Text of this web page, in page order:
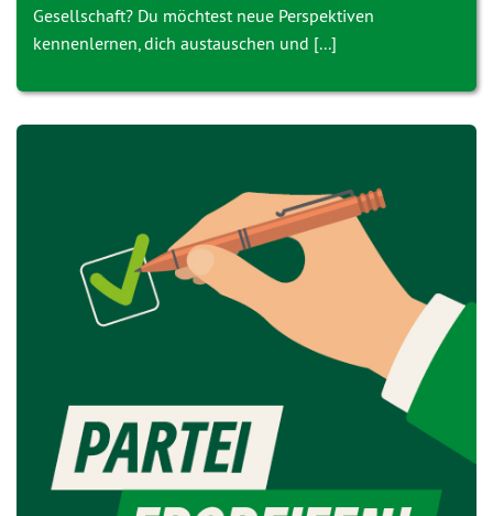
Gesellschaft? Du möchtest neue Perspektiven
kennenlernen, dich austauschen und [...]